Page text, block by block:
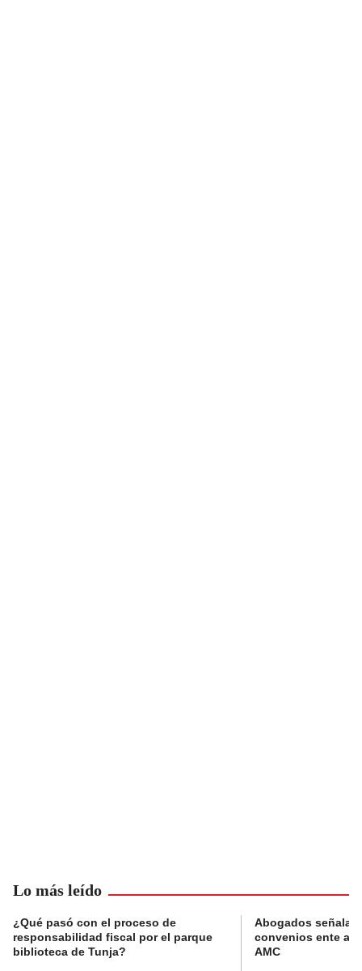
Lo más leído
¿Qué pasó con el proceso de
responsabilidad fiscal por el parque
biblioteca de Tunja?
Abogados
convenios ente
AMC